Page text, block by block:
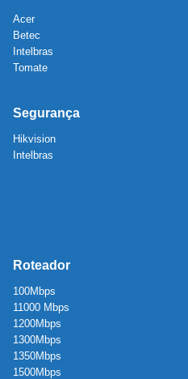
Acer
Betec
Intelbras
Tomate
Segurança
Hikvision
Intelbras
Roteador
100Mbps
11000 Mbps
1200Mbps
1300Mbps
1350Mbps
1500Mbps